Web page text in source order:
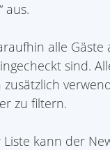
aus.
alle Gäste
sind.
zusätzlich
zu filtern.
kann der